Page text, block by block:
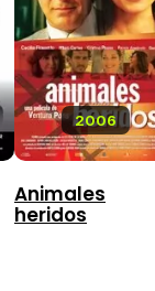
2006
Animales
heridos